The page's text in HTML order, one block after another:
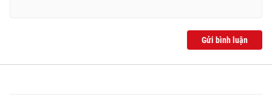
Gửi bình luận